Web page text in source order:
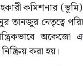
কমিশনার
নূর তানজুর নেতৃত্বে
করা হয়।